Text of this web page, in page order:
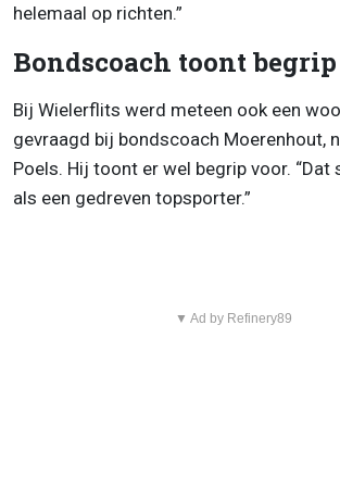
helemaal op richten.”
Bondscoach toont begrip
Bij Wielerflits werd meteen ook een
gevraagd bij bondscoach Moerenhout,
Poels. Hij toont er wel begrip voor. “Dat
als een gedreven topsporter.”
▼ Ad by Refinery89